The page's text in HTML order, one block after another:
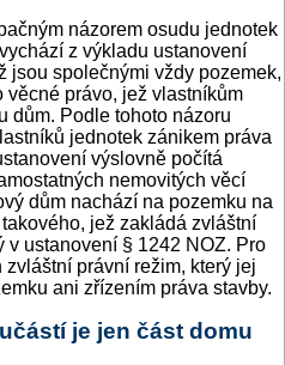
názorem osudu jednotek
z výkladu ustanovení
jsou společnými vždy pozemek,
věcné právo, jež vlastníkům
dům. Podle tohoto názoru
jednotek zánikem práva
výslovně počítá
nemovitých věcí
dům nachází na pozemku na
jež zakládá zvláštní
v ustanovení § 1242 NOZ. Pro
právní režim, který jej
ani zřízením práva stavby.
je jen část domu